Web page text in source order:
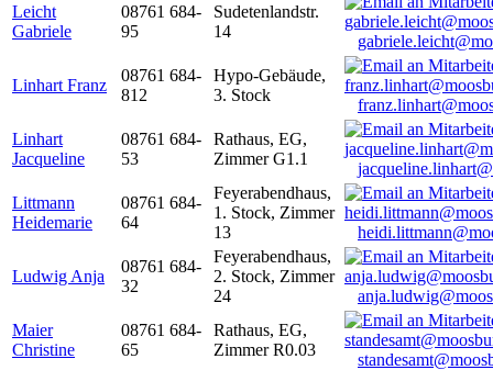
Leicht
Gabriele
08761 684-
95
Sudetenlandstr.
14
Linhart Franz
08761 684-
812
Hypo-Gebäude,
3. Stock
Linhart
Jacqueline
08761 684-
53
Rathaus, EG,
Zimmer G1.1
Littmann
Heidemarie
08761 684-
64
Feyerabendhaus,
1. Stock, Zimmer
13
Ludwig Anja
08761 684-
32
Feyerabendhaus,
2. Stock, Zimmer
24
Maier
Christine
08761 684-
65
Rathaus, EG,
Zimmer R0.03